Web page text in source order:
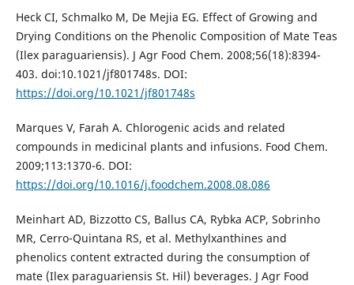
Heck CI, Schmalko M, De Mejia EG. Effect of Growing and
Drying Conditions on the Phenolic Composition of Mate Teas
(Ilex paraguariensis). J Agr Food Chem. 2008;56(18):8394-
403. doi:10.1021/jf801748s. DOI:
https://doi.org/10.1021/jf801748s
Marques V, Farah A. Chlorogenic acids and related
compounds in medicinal plants and infusions. Food Chem.
2009;113:1370-6. DOI:
https://doi.org/10.1016/j.foodchem.2008.08.086
Meinhart AD, Bizzotto CS, Ballus CA, Rybka ACP, Sobrinho
MR, Cerro-Quintana RS, et al. Methylxanthines and
phenolics content extracted during the consumption of
mate (Ilex paraguariensis St. Hil) beverages. J Agr Food